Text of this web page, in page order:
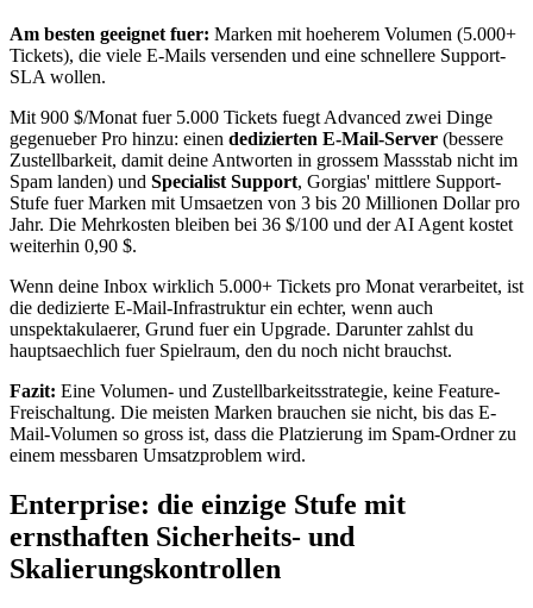
Am besten geeignet fuer: Marken mit hoeherem Volumen (5.000+
Tickets), die viele E-Mails versenden und eine schnellere Support-
SLA wollen.
Mit 900 $/Monat fuer 5.000 Tickets fuegt Advanced zwei Dinge
gegenueber Pro hinzu: einen dedizierten E-Mail-Server (bessere
Zustellbarkeit, damit deine Antworten in grossem Massstab nicht im
Spam landen) und Specialist Support, Gorgias' mittlere Support-
Stufe fuer Marken mit Umsaetzen von 3 bis 20 Millionen Dollar pro
Jahr. Die Mehrkosten bleiben bei 36 $/100 und der AI Agent kostet
weiterhin 0,90 $.
Wenn deine Inbox wirklich 5.000+ Tickets pro Monat verarbeitet, ist
die dedizierte E-Mail-Infrastruktur ein echter, wenn auch
unspektakulaerer, Grund fuer ein Upgrade. Darunter zahlst du
hauptsaechlich fuer Spielraum, den du noch nicht brauchst.
Fazit: Eine Volumen- und Zustellbarkeitsstrategie, keine Feature-
Freischaltung. Die meisten Marken brauchen sie nicht, bis das E-
Mail-Volumen so gross ist, dass die Platzierung im Spam-Ordner zu
einem messbaren Umsatzproblem wird.
Enterprise: die einzige Stufe mit
ernsthaften Sicherheits- und
Skalierungskontrollen